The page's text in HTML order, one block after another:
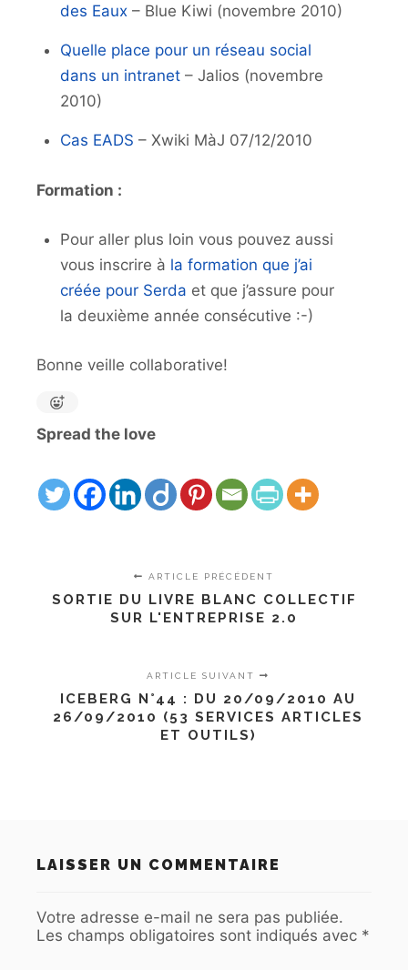
des Eaux– Blue Kiwi (novembre 2010)
Quelle place pour un réseau social
dans un intranet– Jalios (novembre
2010)
Cas EADS – Xwiki MàJ 07/12/2010
Formation :
Pour aller plus loin vous pouvez aussi
vous inscrire à la formation que j’ai
créée pour Serda et que j’assure pour
la deuxième année consécutive :-)
Bonne veille collaborative!
Spread the love
ARTICLE PRÉCÉDENT
SORTIE DU LIVRE BLANC COLLECTIF
SUR L'ENTREPRISE 2.0
ARTICLE SUIVANT
ICEBERG N°44 : DU 20/09/2010 AU
26/09/2010 (53 SERVICES ARTICLES
ET OUTILS)
LAISSER UN COMMENTAIRE
Votre adresse e-mail ne sera pas publiée.
Les champs obligatoires sont indiqués avec *